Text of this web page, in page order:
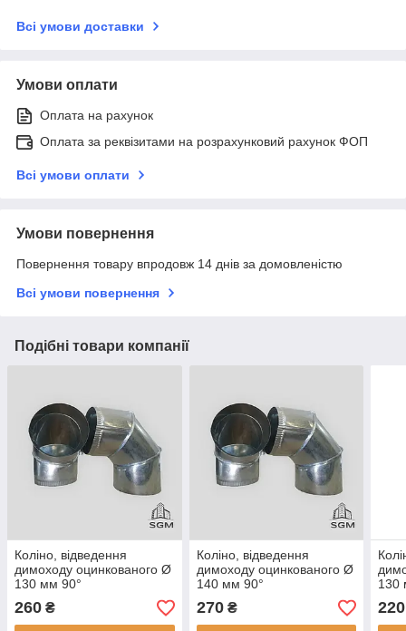
Всі умови доставки
Умови оплати
Оплата на рахунок
Оплата за реквізитами на розрахунковий рахунок ФОП
Всі умови оплати
Умови повернення
Повернення товару впродовж 14 днів за домовленістю
Всі умови повернення
Подібні товари компанії
Коліно, відведення
димоходу оцинкованого Ø
130 мм 90°
260 ₴
Коліно, відведення
димоходу оцинкованого Ø
140 мм 90°
270₴
130
220